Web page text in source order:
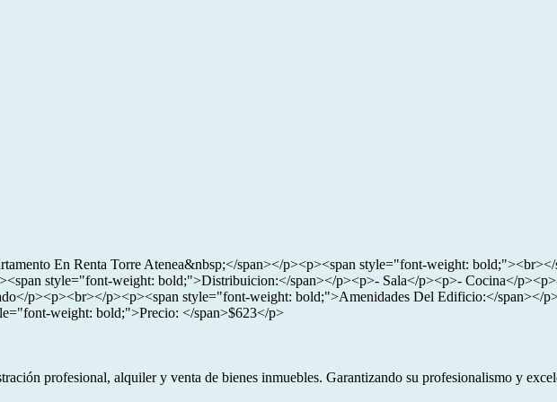
En Renta Torre Atenea&nbsp;</span></p><p><span style="font-weight:
style="font-weight: bold;">Distribuicion:</span></p><p>- Sala</p><p>- Cocina</
p><p><br></p><p><span style="font-weight: bold;">Amenidades Del Edificio:</span></
weight: bold;">Precio: </span>$623</p>
profesional, alquiler y venta de bienes inmuebles. Garantizando su profesionalismo y